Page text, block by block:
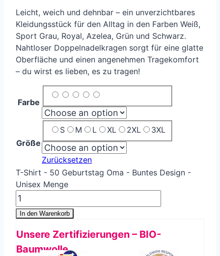
Leicht, weich und dehnbar – ein unverzichtbares
Kleidungsstück für den Alltag in den Farben Weiß,
Sport Grau, Royal, Azelea, Grün und Schwarz.
Nahtloser Doppelnadelkragen sorgt für eine glatte
Oberfläche und einen angenehmen Tragekomfort
– du wirst es lieben, es zu tragen!
Farbe
Größe
S M L XL 2XL 3XL
Zurücksetzen
T-Shirt - 50 Geburtstag Oma - Buntes Design -
Unisex Menge
In den Warenkorb
Unsere Zertifizierungen – BIO-
Baumwolle